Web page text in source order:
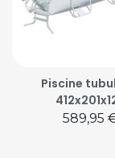
Piscine
Prix
589,95